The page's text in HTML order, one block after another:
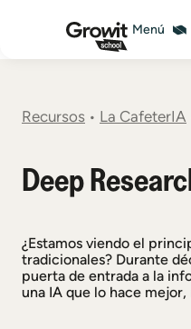
Recursos • La CafeterIA
Deep
¿Estamos viendo el
tradicionales? Durante
puerta de entrada a la
una IA que lo hace